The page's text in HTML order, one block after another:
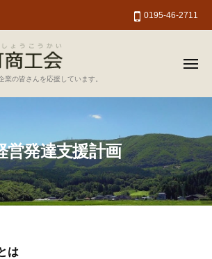
0195-46-2711
の皆さんを応援しています。
メ
営発達支援計画
は